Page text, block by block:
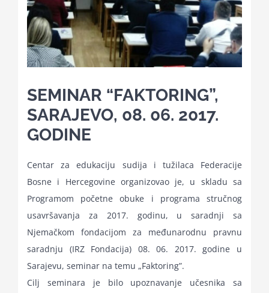
Edukativni materijali
Publikacije
Projekti
Kontakt
Search
SEMINAR “FAKTORING”,
SARAJEVO, 08. 06. 2017.
GODINE
Centar za edukaciju sudija i tužilaca Federacije
Bosne i Hercegovine organizovao je, u skladu sa
Programom početne obuke i programa stručnog
usavršavanja za 2017. godinu, u saradnji sa
Njemačkom fondacijom za međunarodnu pravnu
saradnju (IRZ Fondacija) 08. 06. 2017. godine u
Sarajevu, seminar na temu „Faktoring”.
Cilj seminara je bilo upoznavanje učesnika sa